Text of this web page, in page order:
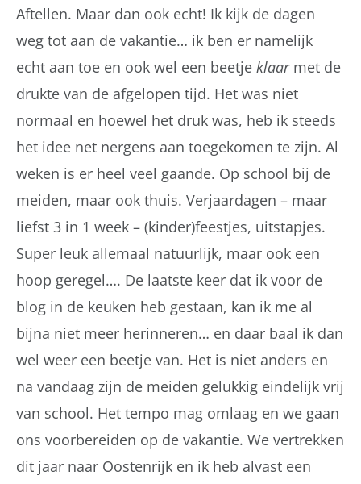
Aftellen. Maar dan ook echt! Ik kijk de dagen
weg tot aan de vakantie… ik ben er namelijk
echt aan toe en ook wel een beetje klaarmet de
drukte van de afgelopen tijd. Het was niet
normaal en hoewel het druk was, heb ik steeds
het idee net nergens aan toegekomen te zijn. Al
weken is er heel veel gaande. Op school bij de
meiden, maar ook thuis. Verjaardagen – maar
liefst 3 in 1 week – (kinder)feestjes, uitstapjes.
Super leuk allemaal natuurlijk, maar ook een
hoop geregel…. De laatste keer dat ik voor de
blog in de keuken heb gestaan, kan ik me al
bijna niet meer herinneren… en daar baal ik dan
wel weer een beetje van. Het is niet anders en
na vandaag zijn de meiden gelukkig eindelijk vrij
van school. Het tempo mag omlaag en we gaan
ons voorbereiden op de vakantie. We vertrekken
dit jaar naar Oostenrijk en ik heb alvast een